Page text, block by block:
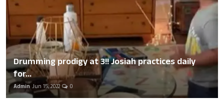
Drumming prodigy at 3!! Josiah practices daily
for...
Admin Jun 15, 2022 0